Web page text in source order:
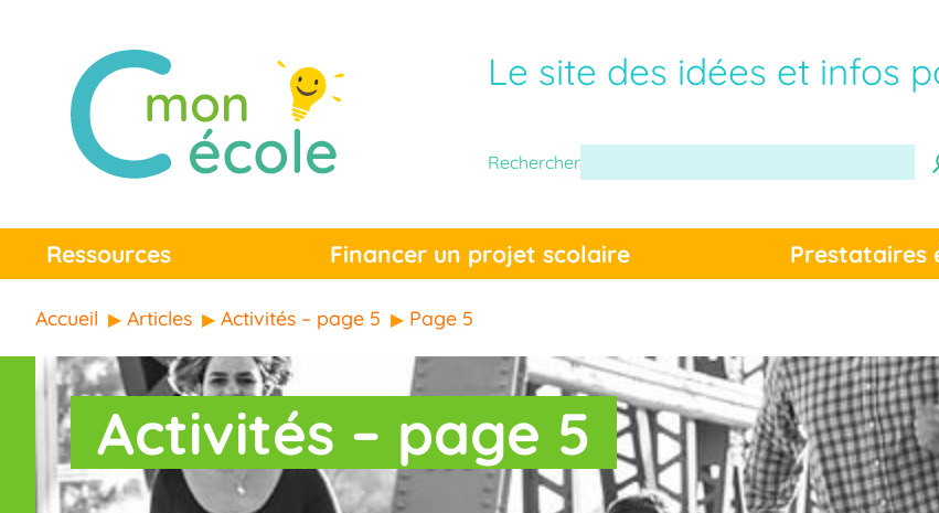
Le site des idées et infos
Rechercher
Ressources Financer un projet scolaire Prestataires
Accueil Articles Activités – page 5 Page 5
Activités – page 5